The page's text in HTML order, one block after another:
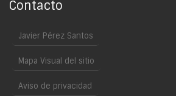
Contacto
Javier Pérez Santos
Mapa Visual del sitio
Aviso de privacidad